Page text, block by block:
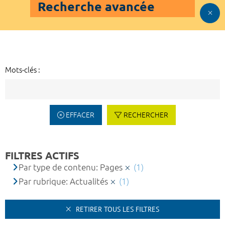
Recherche avancée
Mots-clés :
EFFACER RECHERCHER
FILTRES ACTIFS
Par type de contenu: Pages
(1)
Par rubrique: Actualités
(1)
RETIRER TOUS LES FILTRES